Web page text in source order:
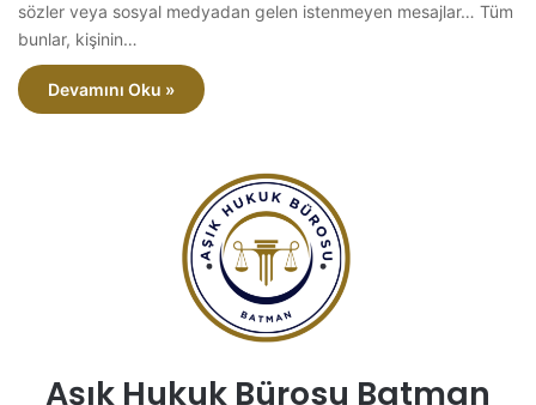
sözler veya sosyal medyadan gelen istenmeyen mesajlar… Tüm
bunlar, kişinin…
Devamını Oku »
Aşık Hukuk Bürosu Batman